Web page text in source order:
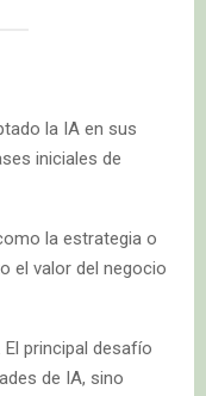
la IA en sus
iniciales de
la estrategia o
el valor del negocio
principal desafío
de IA, sino